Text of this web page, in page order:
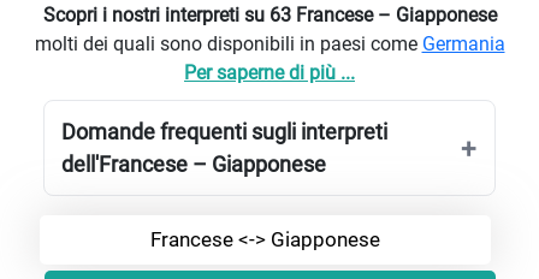
Scopri i nostri interpreti su 63 Francese – Giapponese
molti dei quali sono disponibili in paesi come Germania
Per saperne di più ...
Domande frequenti sugli interpreti
dell'Francese – Giapponese
Francese <-> Giapponese